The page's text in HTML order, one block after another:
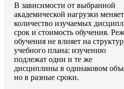
В зависимости от выбранной
академической нагрузки
количество изучаемых
срок и стоимость обучения.
обучения не влияет на
учебного плана: изучению
подлежат одни и те же
дисциплины в одинаковом
но в разные сроки.